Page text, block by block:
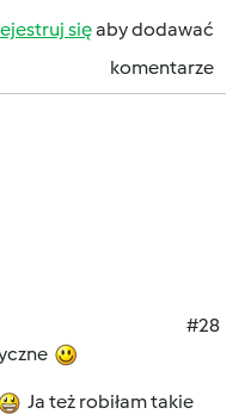
sięaby dodawać
komentarze
#28
Ja też robiłam takie